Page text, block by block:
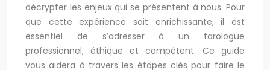
décrypter les enjeux qui se présentent à nous. Pour
que cette expérience soit enrichissante, il est
essentiel de s’adresser à un tarologue
professionnel, éthique et compétent. Ce guide
vous aidera à travers les étapes clés pour faire le